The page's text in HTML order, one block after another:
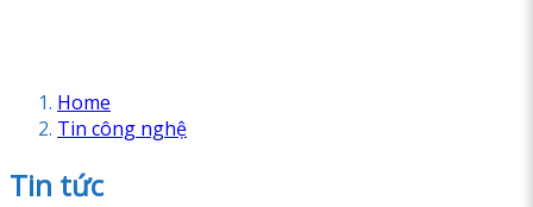
Home
Tin công nghệ
Tin tức